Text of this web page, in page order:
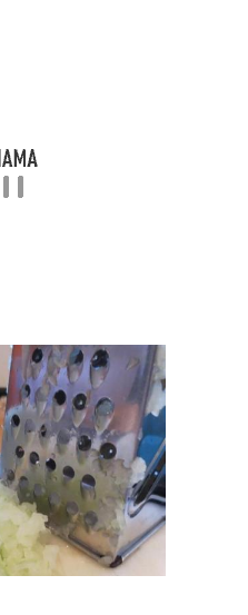
Средства для лечения
Средства от выпадения
Средства против
выпадения